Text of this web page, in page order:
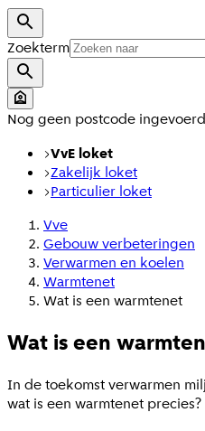
Zoekterm
Nog geen postcode ingevoerd
VvE loket
Zakelijk loket
Particulier loket
Vve
Gebouw verbeteringen
Verwarmen en koelen
Warmtenet
Wat is een warmtenet
Wat is een
In de toekomst verwarmen
wat is een warmtenet precies?